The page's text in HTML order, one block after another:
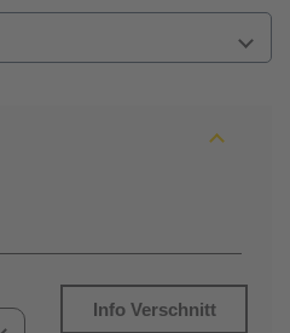
Info Verschnitt